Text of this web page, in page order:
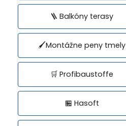
🪜 Balkóny terasy
🖌️Montážne peny tmely
🛒 Profibaustoffe
🏪 Hasoft